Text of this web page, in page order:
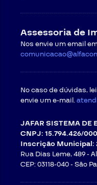
Assessoria de
Nos envie um email
No caso de dúvidas,
envie um e-mail.
JAFAR SISTEMA DE
CNPJ: 15.794.426/
Inscrição Municipal:
Rua Dias Leme, 489 -
CEP: 03118-040 -São